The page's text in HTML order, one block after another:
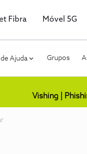
Fibra Móvel 5G
Ajuda Grupos
Vishing |